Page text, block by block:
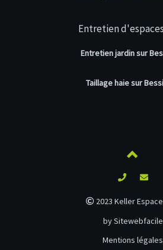
Entretien
Entretien jardin sur
Taillage haie sur
2023 Keller
by Sitewebfacile
Mentions légales